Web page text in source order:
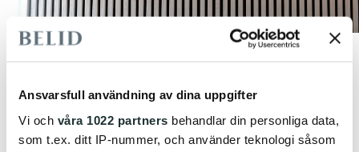
Ansvarsfull användning av dina uppgifter
Vi och våra 1022 partners behandlar din personliga data,
som t.ex. ditt IP-nummer, och använder teknologi såsom